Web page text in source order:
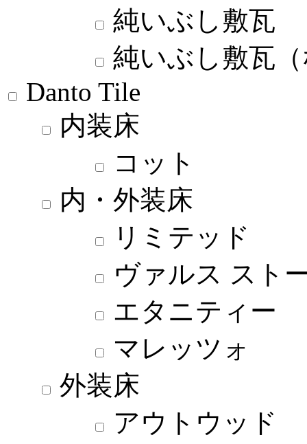
純いぶし敷瓦
純いぶし敷瓦
Danto Tile
内装床
コット
内・外装床
リミテッド
ヴァルス スト
エタニティー
マレッツォ
外装床
アウトウッド